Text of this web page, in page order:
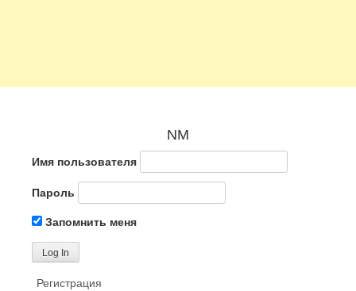
NM
Имя пользователя
Пароль
Запомнить меня
Регистрация